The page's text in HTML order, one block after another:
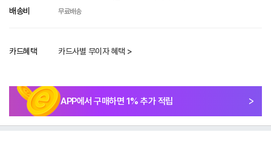
배송비
무료배송
카드혜택 카드사별 무이자 혜택 >
APP에서 구매하면 1% 추가 적립